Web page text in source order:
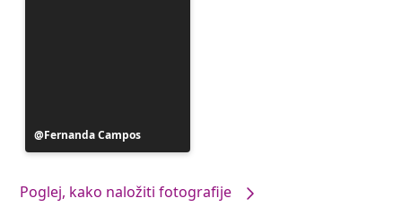
Objavo
je
Fernanda Campos
Poglej, kako naložiti fotografije